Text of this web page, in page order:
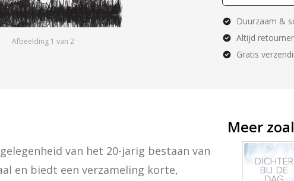
Afbeelding 1 van 2
Duurzaam &
Altijd
Gratis
van het 20-jarig bestaan van
en biedt een verzameling korte,
Meer